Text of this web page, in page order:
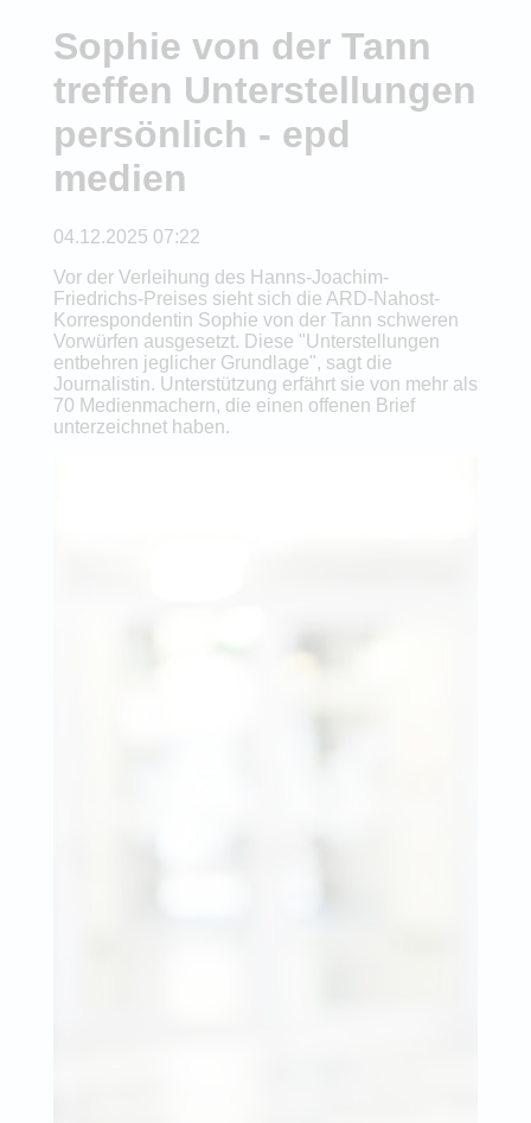
Sophie von der Tann
treffen Unterstellungen
persönlich - epd
medien
04.12.2025 07:22
Vor der Verleihung des Hanns-Joachim-
Friedrichs-Preises sieht sich die ARD-Nahost-
Korrespondentin Sophie von der Tann schweren
Vorwürfen ausgesetzt. Diese "Unterstellungen
entbehren jeglicher Grundlage", sagt die
Journalistin. Unterstützung erfährt sie von mehr als
70 Medienmachern, die einen offenen Brief
unterzeichnet haben.